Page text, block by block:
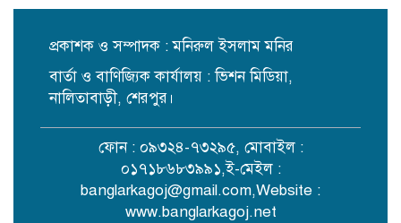
১৮ লাখ শিক্ষার্থী, ফল প্রকাশ সকাল
ছাদবাগানে সারা দেশে তৃতীয় শেরপুর
পৌরসভা
মাদকবিরোধী প্রচারণায় শেরপুরে সুপার
কাপ ফুটবলের ফাইনাল
প্রকাশক ও সম্পাদক : মনিরুল ইসলাম মনির
বার্তা ও বাণিজ্যিক কার্যালয় : ভিশন মিডিয়া,
নালিতাবাড়ী, শেরপুর।
ফোন : ০৯৩২৪-৭৩২৯৫, মোবাইল :
০১৭১৮৬৮৩৯৯১,ই-মেইল :
banglarkagoj@gmail.com,Website :
www.banglarkagoj.net